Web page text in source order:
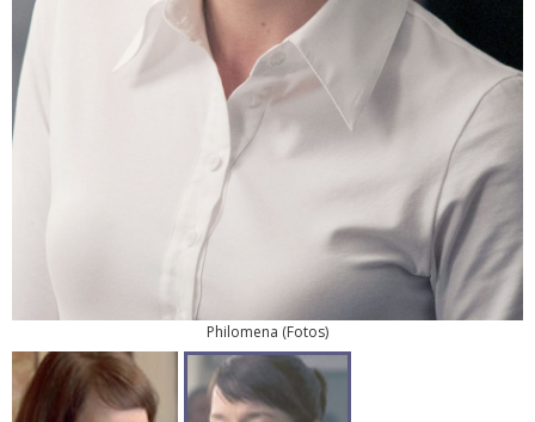
Philomena (Fotos)